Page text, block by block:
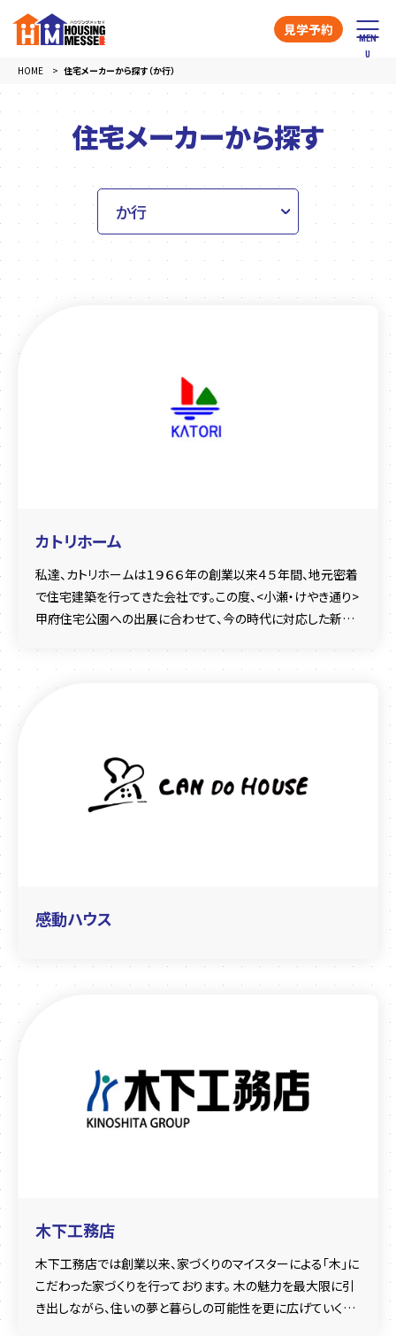
見学予約
HOME 住宅メーカーから探す（か行）
住宅メーカーから探す
カトリホーム
私達、カトリホームは１９６６年の創業以来４５年間、地元密着
で住宅建築を行ってきた会社です。この度、<小瀬・けやき通り>
甲府住宅公園への出展に合わせて、今の時代に対応した新し
デザイン・素材・技術のAtoZの集大成である住まいをご提案さ
感動ハウス
木下工務店
木下工務店では創業以来、家づくりのマイスターによる「木」に
こだわった家づくりを行っております。 木の魅力を最大限に引
き出しながら、住いの夢と暮らしの可能性を更に広げていく、